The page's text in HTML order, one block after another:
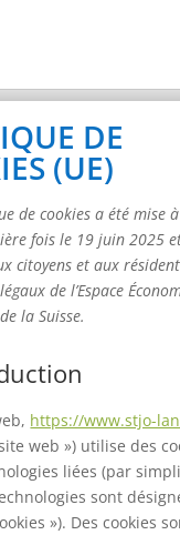
DE
(UE)
de cookies a été mise
fois le 19 juin 2025
citoyens et aux
de l’Espace
la Suisse.
https://www.stjo-
web ») utilise des
liées (par
sont
»). Des cookies